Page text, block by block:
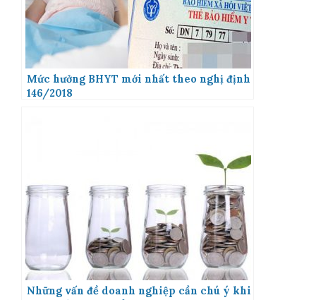
Mức hưởng BHYT mới nhất theo nghị định
146/2018
Những vấn đề doanh nghiệp cần chú ý khi